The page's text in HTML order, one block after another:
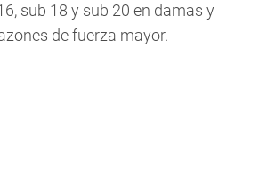
sub 18 y sub 20 en damas y
de fuerza mayor.